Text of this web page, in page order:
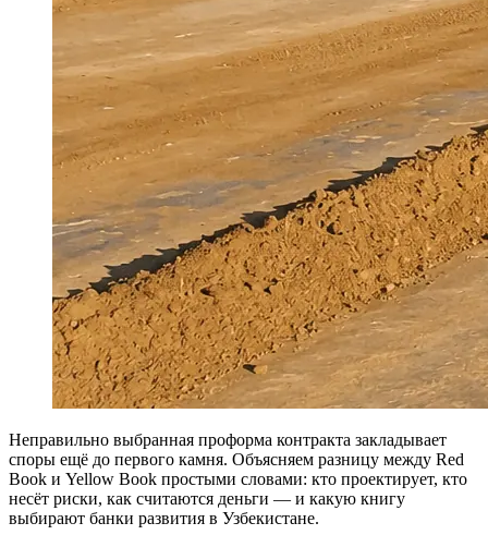
Неправильно выбранная проформа контракта закладывает
споры ещё до первого камня. Объясняем разницу между Red
Book и Yellow Book простыми словами: кто проектирует, кто
несёт риски, как считаются деньги — и какую книгу
выбирают банки развития в Узбекистане.